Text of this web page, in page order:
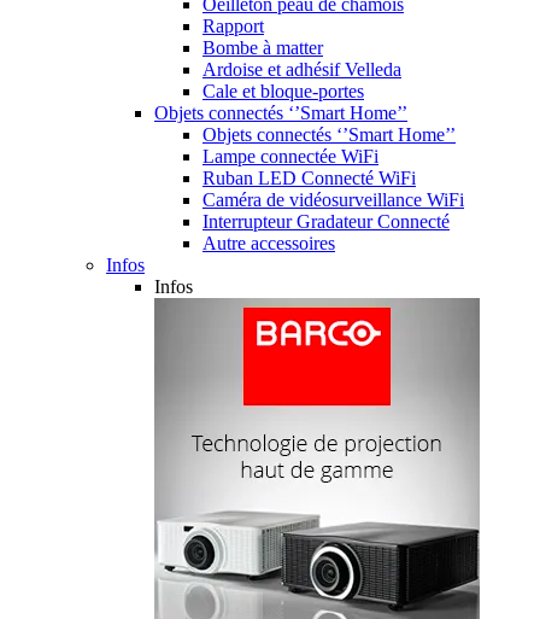
Oeilleton peau de chamois
Rapport
Bombe à matter
Ardoise et adhésif Velleda
Cale et bloque-portes
Objets connectés ‘’Smart Home’’
Objets connectés ‘’Smart Home’’
Lampe connectée WiFi
Ruban LED Connecté WiFi
Caméra de vidéosurveillance WiFi
Interrupteur Gradateur Connecté
Autre accessoires
Infos
Infos